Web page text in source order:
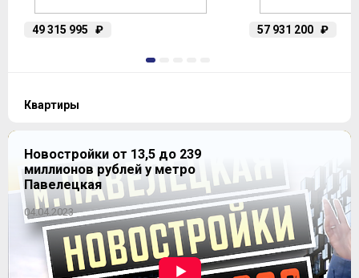
49 315 995 ₽ 57 931 200 ₽
1
Квартиры
Студия
297 предложений 22,3-37,6 м 2
от 14 201 460₽
~ 605 325 ₽
-6.26%
1-комнатная
Новостройки от 13,5 до 239
миллионов рублей у метро
Павелецкая
04.04.2023